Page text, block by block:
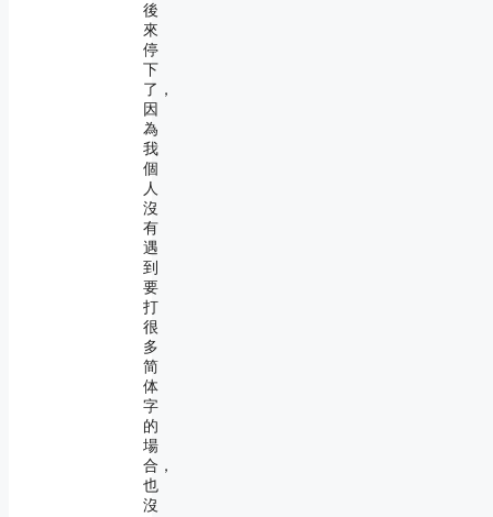
後
來
停
下
了，
因
為
我
個
人
沒
有
遇
到
要
打
很
多
简
体
字
的
場
合，
也
沒